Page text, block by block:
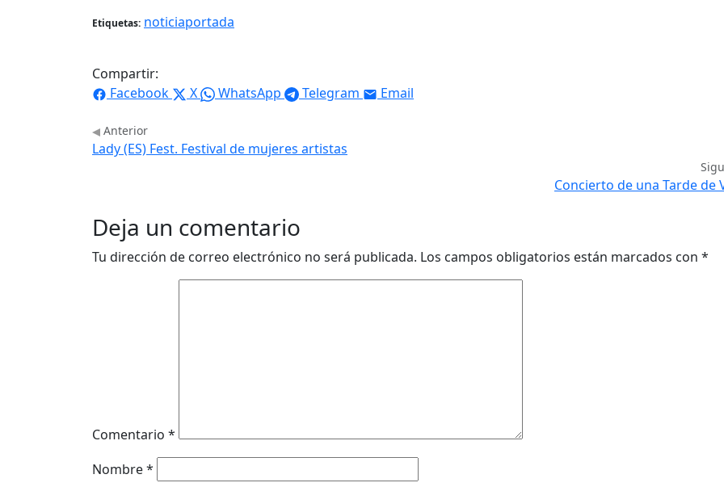
Etiquetas: noticiaportada
Compartir:
Facebook
X WhatsApp Telegram Email
Anterior
Lady (ES) Fest. Festival de mujeres artistas
Concierto de una Tarde de
Deja un comentario
Tu dirección de correo electrónico no será publicada. Los campos obligatorios están marcados con *
Comentario *
Nombre*